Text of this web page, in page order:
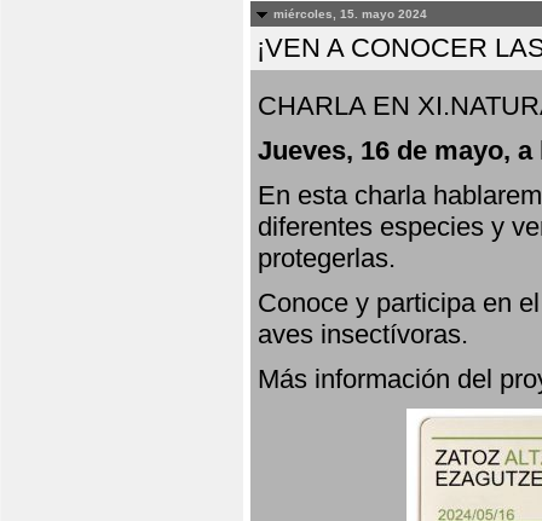
miércoles, 15. mayo 2024
¡VEN A CONOCER
CHARLA EN
Jueves, 16 de mayo,
En esta charla
diferentes especies y
protegerlas.
Conoce y participa en
aves insectívoras.
Más información del